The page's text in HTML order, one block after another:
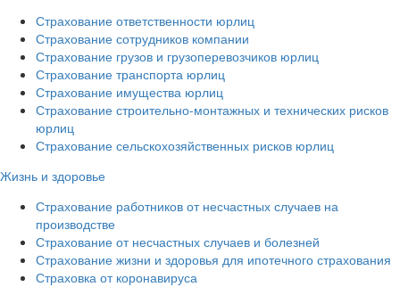
Страхование ответственности юрлиц
Страхование сотрудников компании
Страхование грузов и грузоперевозчиков юрлиц
Страхование транспорта юрлиц
Страхование имущества юрлиц
Страхование строительно-монтажных и технических рисков
юрлиц
Страхование сельскохозяйственных рисков юрлиц
Жизнь и здоровье
Страхование работников от несчастных случаев на
производстве
Страхование от несчастных случаев и болезней
Страхование жизни и здоровья для ипотечного страхования
Страховка от коронавируса